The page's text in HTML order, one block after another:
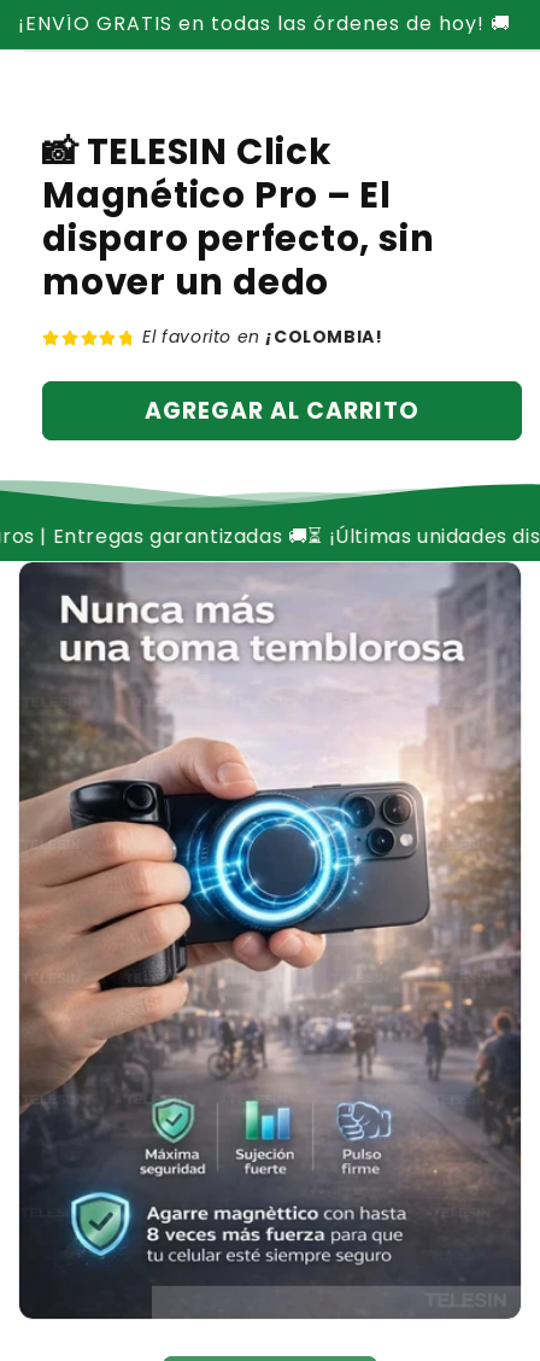
contenido
¡ENVÍO GRATIS en todas las órdenes de hoy! 🚚
📸 TELESIN Click
Magnético Pro – El
disparo perfecto, sin
mover un dedo
El favorito en¡COLOMBIA!
AGREGAR AL CARRITO
garantizadas 🚚⏳ ¡Últimas unidades disponibles,